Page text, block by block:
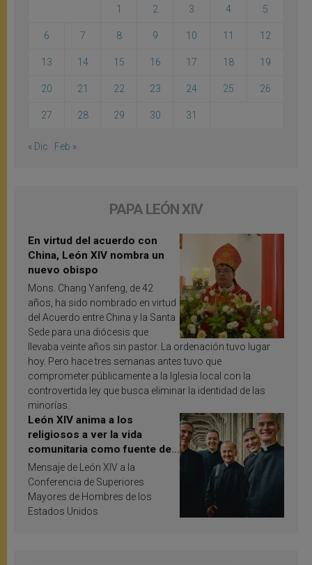
1 2 3 4 5
6 7 8 9 10 11 12
13 14 15 16 17 18 19
20 21 22 23 24 25 26
27 28 29 30 31
« Dic Feb »
PAPA LEÓN XIV
En virtud del acuerdo con
China, León XIV nombra un
nuevo obispo
Mons. Chang Yanfeng, de 42
años, ha sido nombrado en virtud
del Acuerdo entre China y la Santa
Sede para una diócesis que
llevaba veinte años sin pastor. La ordenación tuvo lugar
hoy. Pero hace tres semanas antes tuvo que
comprometer públicamente a la Iglesia local con la
controvertida ley que busca eliminar la identidad de las
minorías.
León XIV anima a los
religiosos a ver la vida
comunitaria como fuente de
inspiración y santificación
Mensaje de León XIV a la
Conferencia de Superiores
Mayores de Hombres de los
Estados Unidos